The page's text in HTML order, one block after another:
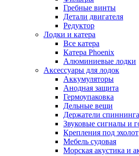
Гребные винты
Детали двигателя
Редуктор
Лодки и катера
Все катера
Катера Phoenix
Алюминиевые лодки
Аксессуары для лодок
Аккумуляторы
Анодная защита
Гермоупаковка
Дельные вещи
Держатели спиннинга
Звуковые сигналы и
Крепления под эхолот
Мебель судовая
Морская акустика и